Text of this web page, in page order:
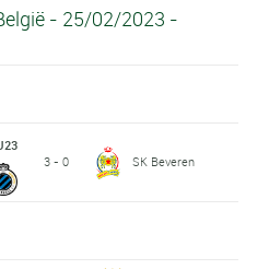
- 25/02/2023 -
3 - 0
SK Beveren